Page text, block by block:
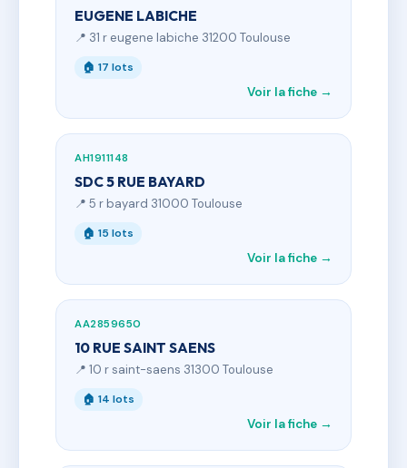
EUGENE LABICHE
📍 31 r eugene labiche 31200 Toulouse
🏠 17 lots
Voir la fiche →
AH1911148
SDC 5 RUE BAYARD
📍 5 r bayard 31000 Toulouse
🏠 15 lots
Voir la fiche →
AA2859650
10 RUE SAINT SAENS
📍 10 r saint-saens 31300 Toulouse
🏠 14 lots
Voir la fiche →